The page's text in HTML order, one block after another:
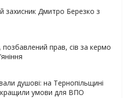
захисник Дмитро Березко з
прав, сів за кермо
душові: на Тернопільщині
умови для ВПО